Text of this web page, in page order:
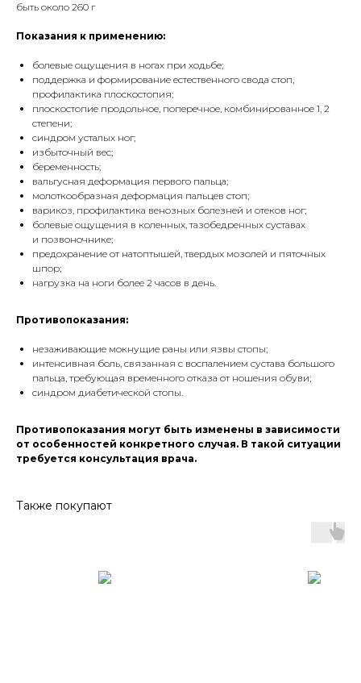
быть около 260 г
Показания к применению:
болевые ощущения в ногах при ходьбе;
поддержка и формирование естественного свода стоп,
профилактика плоскостопия;
плоскостопие продольное, поперечное, комбинированное 1, 2
степени;
синдром усталых ног;
избыточный вес;
беременность;
вальгусная деформация первого пальца;
молоткообразная деформация пальцев стоп;
варикоз, профилактика венозных болезней и отеков ног;
болевые ощущения в коленных, тазобедренных суставах
и позвоночнике;
предохранение от натоптышей, твердых мозолей и пяточных
шпор;
нагрузка на ноги более 2 часов в день.
Противопоказания:
незаживающие мокнущие раны или язвы стопы;
интенсивная боль, связанная с воспалением сустава большого
пальца, требующая временного отказа от ношения обуви;
синдром диабетической стопы.
Противопоказания могут быть изменены в зависимости
от особенностей конкретного случая. В такой ситуации
требуется консультация врача.
Также покупают